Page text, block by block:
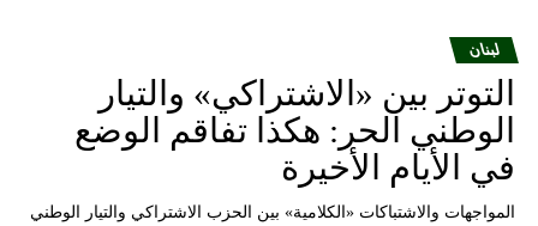
لبنان
التوتر بين «الاشتراكي» والتيار
الوطني الحر: هكذا تفاقم الوضع
في الأيام الأخيرة
المواجهات والاشتباكات «الكلامية» بين الحزب الاشتراكي والتيار الوطني